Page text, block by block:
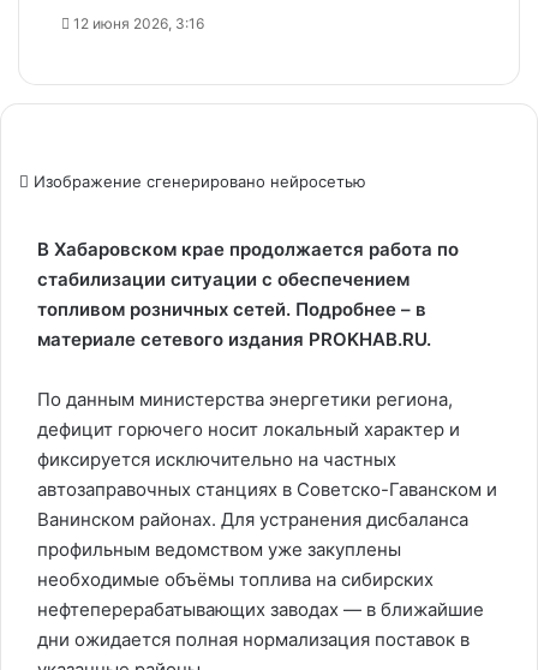
12 июня 2026, 3:16
Изображение сгенерировано нейросетью
В Хабаровском крае продолжается работа по
стабилизации ситуации с обеспечением
топливом розничных сетей. Подробнее – в
материале сетевого издания PROKHAB.RU.
По данным министерства энергетики региона,
дефицит горючего носит локальный характер и
фиксируется исключительно на частных
автозаправочных станциях в Советско-Гаванском и
Ванинском районах. Для устранения дисбаланса
профильным ведомством уже закуплены
необходимые объёмы топлива на сибирских
нефтеперерабатывающих заводах — в ближайшие
дни ожидается полная нормализация поставок в